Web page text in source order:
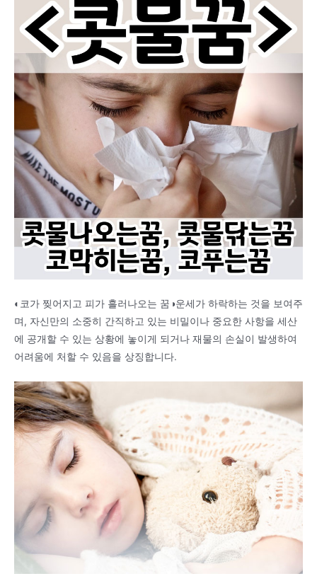
◐코가 찢어지고 피가 흘러나오는 꿈◑운세가 하락하는 것을 보여주
며, 자신만의 소중히 간직하고 있는 비밀이나 중요한 사항을 세산
에 공개할 수 있는 상황에 놓이게 되거나 재물의 손실이 발생하여
어려움에 처할 수 있음을 상징합니다.